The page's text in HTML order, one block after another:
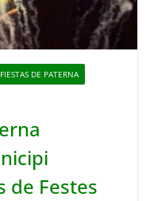
FIESTAS DE PATERNA
de Festes